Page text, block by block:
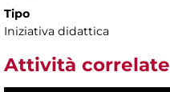
Tipo
Iniziativa didattica
Attività correlate